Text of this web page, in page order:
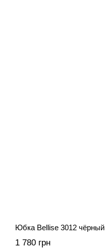
Юбка Bellise 3012 чёрный
1 780 грн